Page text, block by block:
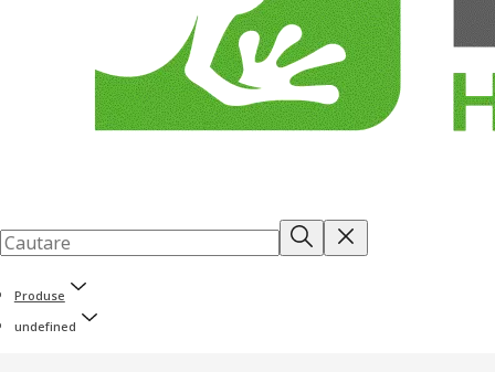
Produse
undefined